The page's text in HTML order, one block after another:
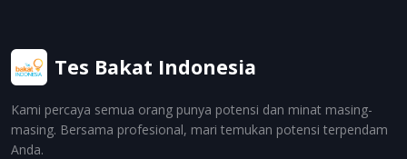
Tes Bakat Indonesia
Kami percaya semua orang punya potensi dan minat masing-
masing. Bersama profesional, mari temukan potensi terpendam
Anda.